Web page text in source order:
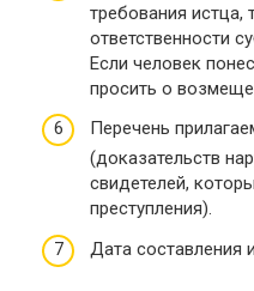
требования истца,
ответственности
Если человек
просить о
Перечень
(доказательств
свидетелей,
преступления).
Дата составления